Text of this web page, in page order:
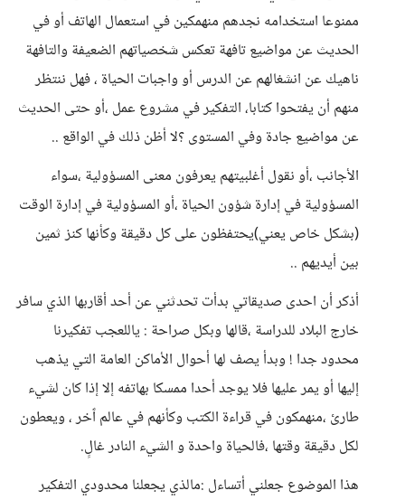
ممنوعا استخدامه نجدهم منهمكين في استعمال الهاتف أو في
الحديث عن مواضيع تافهة تعكس شخصياتهم الضعيفة والتافهة
ناهيك عن انشغالهم عن الدرس أو واجبات الحياة ، فهل ننتظر
منهم أن يفتحوا كتابا، التفكير في مشروع عمل ،أو حتى الحديث
عن مواضيع جادة وفي المستوى ؟لا أظن ذلك في الواقع ..
الأجانب ،أو نقول أغلبيتهم يعرفون معنى المسؤولية ،سواء
المسؤولية في إدارة شؤون الحياة ،أو المسؤولية في إدارة الوقت
(بشكل خاص يعني)يحتفظون على كل دقيقة وكأنها كنز ثمين
بين أيديهم ..
أذكر أن احدى صديقاتي بدأت تحدثني عن أحد أقاربها الذي سافر
خارج البلاد للدراسة ،قالها وبكل صراحة : ياللعجب تفكيرنا
محدود جدا ! وبدأ يصف لها أحوال الأماكن العامة التي يذهب
إليها أو يمر عليها فلا يوجد أحدا ممسكا بهاتفه إلا إذا كان لشيء
طارئ ،منهمكون في قراءة الكتب وكأنهم في عالم ٱخر ، ويعطون
لكل دقيقة وقتها ،فالحياة واحدة و الشيء النادر غالٍ.
هذا الموضوع جعلني أتساءل :مالذي يجعلنا محدودي التفكير